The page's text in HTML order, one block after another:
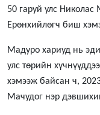
50 гаруй улс
Ерөнхийлөгч биш
Мадуро хариуд нь
улс төрийн
хэмээж байсан ч,
Мачудог нэр